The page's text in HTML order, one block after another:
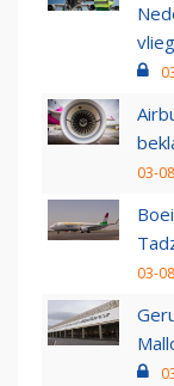
03-
03-